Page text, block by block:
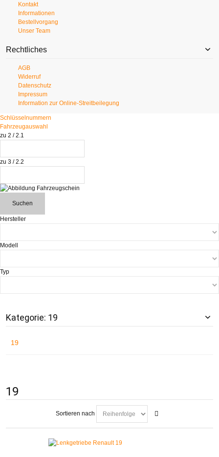
Kontakt
Informationen
Bestellvorgang
Unser Team
Rechtliches
AGB
Widerruf
Datenschutz
Impressum
Information zur Online-Streitbeilegung
Schlüsselnummern
Fahrzeugauswahl
zu 2 / 2.1
zu 3 / 2.2
Suchen
Hersteller
Modell
Typ
Kategorie: 19
19
19
Sortieren nach